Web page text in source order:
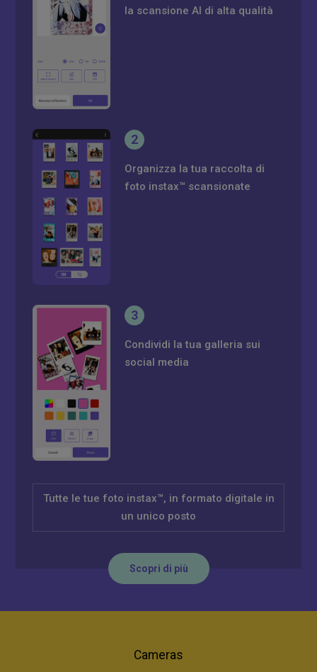
la scansione AI di alta qualità
2
Organizza la tua raccolta di
foto instax™ scansionate
3
Condividi la tua galleria sui
social media
Tutte le tue foto instax™, in formato digitale in
un unico posto
Scopri di più
Cameras